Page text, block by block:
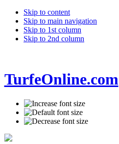
Skip to content
Skip to main navigation
Skip to 1st column
Skip to 2nd column
TurfeOnline.com